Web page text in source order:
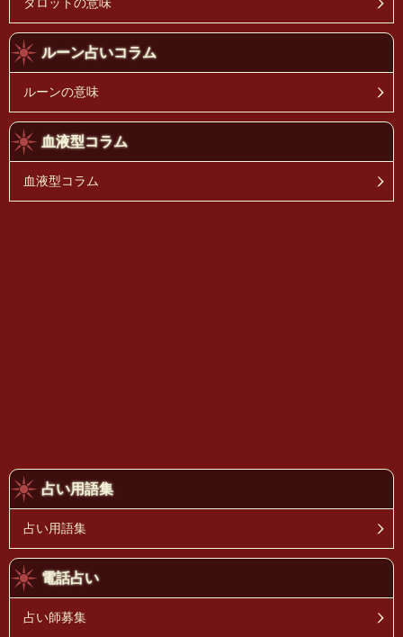
ルーン占いコラム
ルーンの意味
血液型コラム
血液型コラム
占い用語集
占い用語集
電話占い
占い師募集